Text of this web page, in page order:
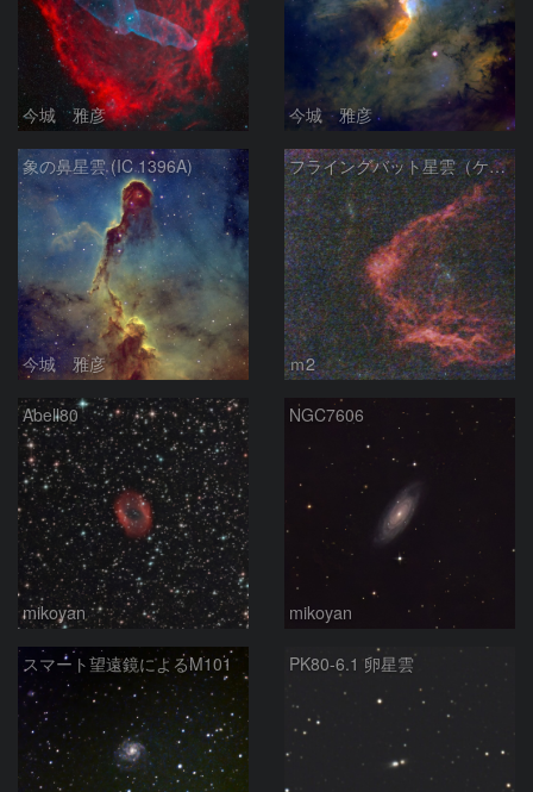
今城 雅彦 今城 雅彦
象の鼻星雲 (IC 1396A)
今城 雅彦
フライングバット星雲（ケフェウス座）
ｍ2
Abell80
mikoyan
NGC7606
mikoyan
スマート望遠鏡によるM101 PK80-6.1 卵星雲